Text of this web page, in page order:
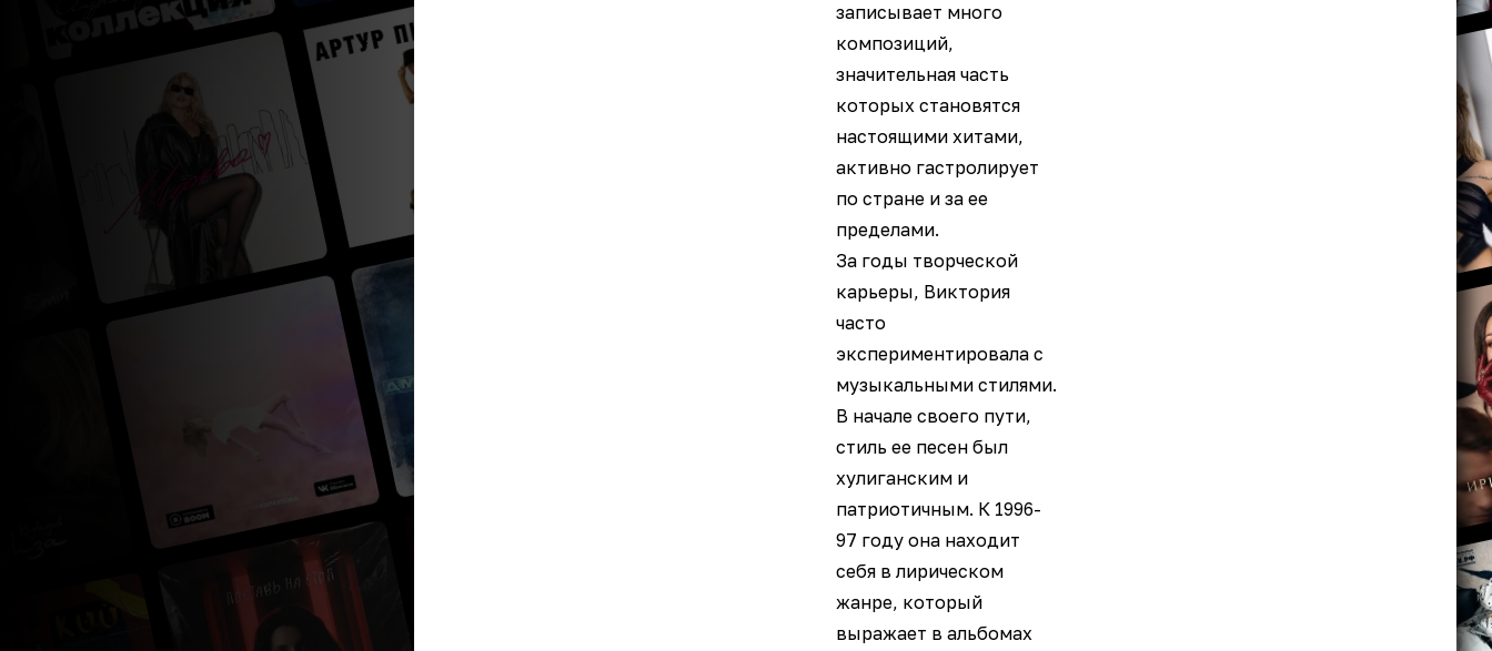
записывает много
композиций,
значительная часть
которых становятся
настоящими хитами,
активно гастролирует
по стране и за ее
пределами.
За годы творческой
карьеры, Виктория
часто
экспериментировала с
музыкальными стилями.
В начале своего пути,
стиль ее песен был
хулиганским и
патриотичным. К 1996-
97 году она находит
себя в лирическом
жанре, который
выражает в альбомах